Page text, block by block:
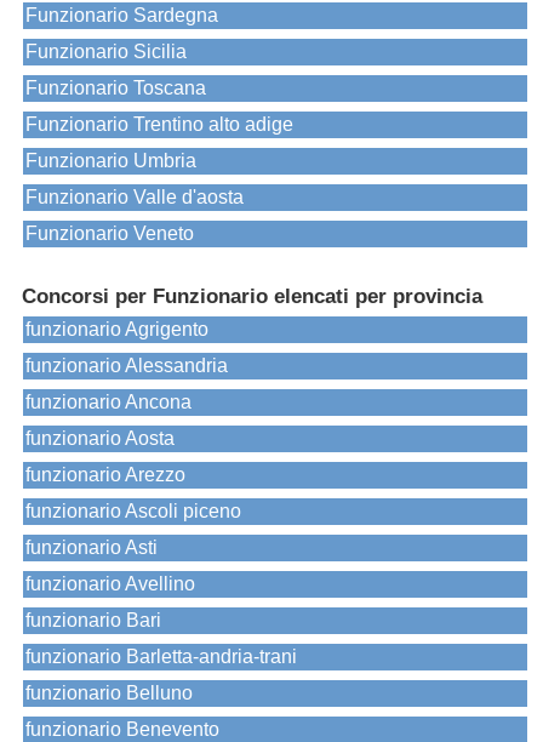
Funzionario Sardegna
Funzionario Sicilia
Funzionario Toscana
Funzionario Trentino alto adige
Funzionario Umbria
Funzionario Valle d'aosta
Funzionario Veneto
Concorsi per Funzionario elencati per provincia
funzionario Agrigento
funzionario Alessandria
funzionario Ancona
funzionario Aosta
funzionario Arezzo
funzionario Ascoli piceno
funzionario Asti
funzionario Avellino
funzionario Bari
funzionario Barletta-andria-trani
funzionario Belluno
funzionario Benevento